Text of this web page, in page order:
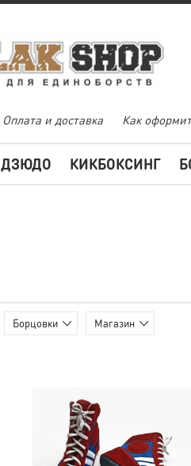
Оплата и доставка Как
ДЗЮДО КИКБОКСИНГ
Борцовки Магазин
лера г.